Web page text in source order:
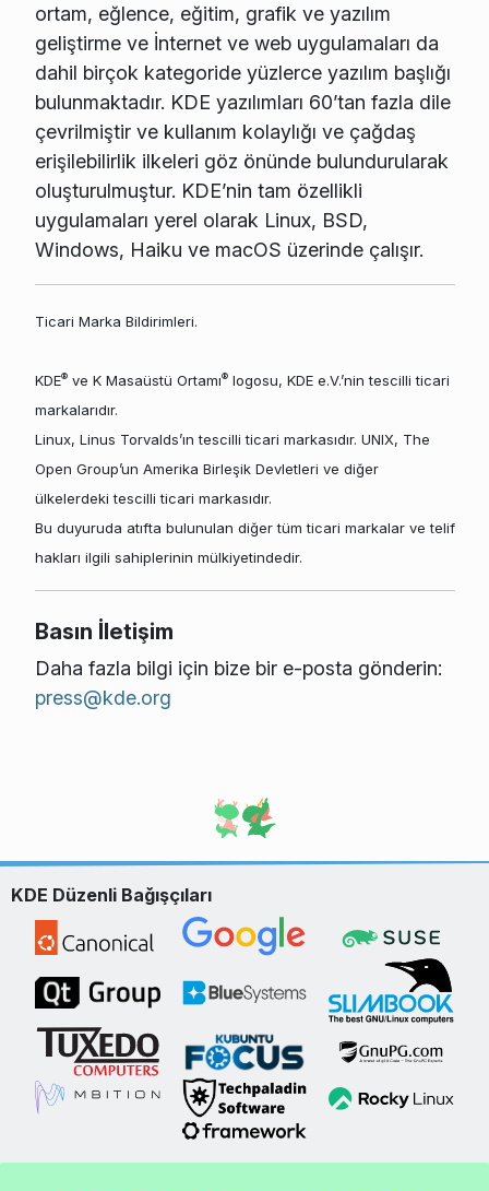
ortam, eğlence, eğitim, grafik ve yazılım
geliştirme ve İnternet ve web uygulamaları da
dahil birçok kategoride yüzlerce yazılım başlığı
bulunmaktadır. KDE yazılımları 60’tan fazla dile
çevrilmiştir ve kullanım kolaylığı ve çağdaş
erişilebilirlik ilkeleri göz önünde bulundurularak
oluşturulmuştur. KDE’nin tam özellikli
uygulamaları yerel olarak Linux, BSD,
Windows, Haiku ve macOS üzerinde çalışır.
Ticari Marka Bildirimleri.
KDE®ve K Masaüstü Ortamı®logosu, KDE e.V.’nin tescilli ticari
markalarıdır.
Linux, Linus Torvalds’ın tescilli ticari markasıdır. UNIX, The
Open Group’un Amerika Birleşik Devletleri ve diğer
ülkelerdeki tescilli ticari markasıdır.
Bu duyuruda atıfta bulunulan diğer tüm ticari markalar ve telif
hakları ilgili sahiplerinin mülkiyetindedir.
Basın İletişim
Daha fazla bilgi için bize bir e-posta gönderin:
press@kde.org
KDE Düzenli Bağışçıları